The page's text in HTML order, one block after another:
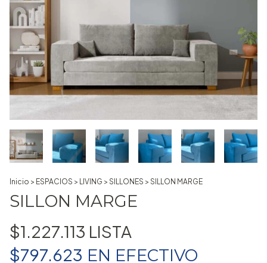
Inicio > ESPACIOS > LIVING > SILLONES > SILLON MARGE
SILLON MARGE
$1.227.113
$797.623 EN EFECTIVO